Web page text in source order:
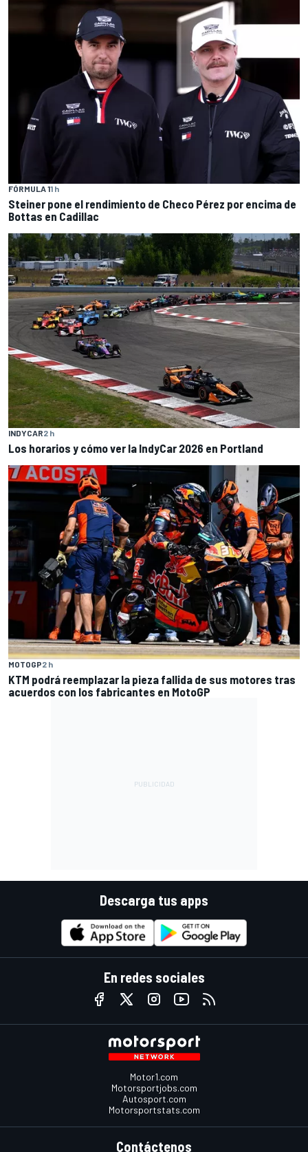
FÓRMULA 11 h
Steiner pone el rendimiento de Checo Pérez por encima de
Bottas en Cadillac
INDYCAR2 h
Los horarios y cómo ver la IndyCar 2026 en Portland
MOTOGP2 h
KTM podrá reemplazar la pieza fallida de sus motores tras
acuerdos con los fabricantes en MotoGP
Descarga tus apps
En redes sociales
Motor1.com
Motorsportjobs.com
Autosport.com
Motorsportstats.com
Contáctenos